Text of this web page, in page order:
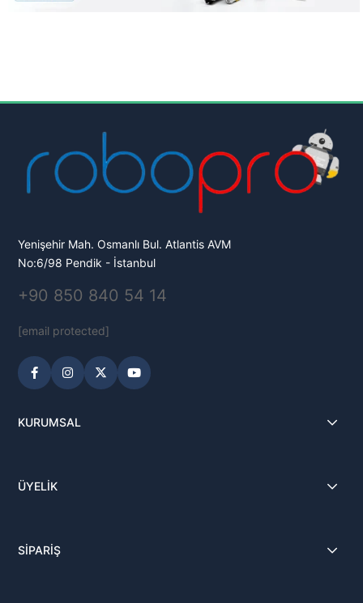
Yenişehir Mah. Osmanlı Bul. Atlantis AVM
No:6/98 Pendik - İstanbul
+90 850 840 54 14
[email protected]
KURUMSAL
ÜYELİK
SİPARİŞ